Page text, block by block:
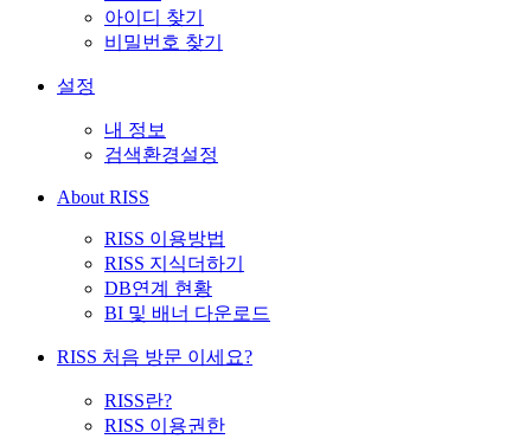
아이디 찾기
비밀번호 찾기
설정
내 정보
검색환경설정
About RISS
RISS 이용방법
RISS 지식더하기
DB연계 현황
BI 및 배너 다운로드
RISS 처음 방문 이세요?
RISS란?
RISS 이용권한